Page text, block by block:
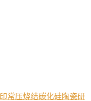
常压烧结碳化硅陶瓷研